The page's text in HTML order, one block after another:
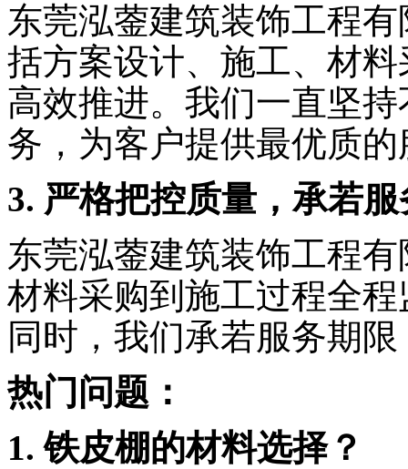
东莞泓蓥建筑装饰工程
括方案设计、施工、材
高效推进。我们一直坚
务，为客户提供最优质的
3. 严格把控质量，承若
东莞泓蓥建筑装饰工程
材料采购到施工过程全
同时，我们承若服务期
热门问题：
1. 铁皮棚的材料选择？